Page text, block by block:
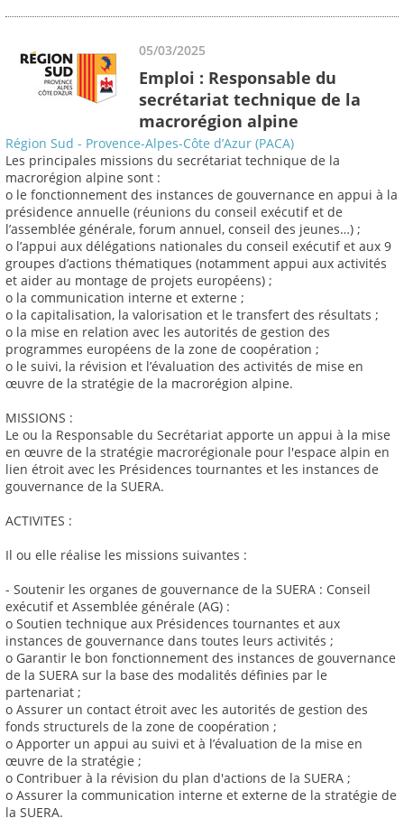
05/03/2025
Emploi : Responsable du
secrétariat technique de la
macrorégion alpine
Région Sud - Provence-Alpes-Côte d’Azur (PACA)
Les principales missions du secrétariat technique de la
macrorégion alpine sont :
o le fonctionnement des instances de gouvernance en appui à la
présidence annuelle (réunions du conseil exécutif et de
l’assemblée générale, forum annuel, conseil des jeunes…) ;
o l’appui aux délégations nationales du conseil exécutif et aux 9
groupes d’actions thématiques (notamment appui aux activités
et aider au montage de projets européens) ;
o la communication interne et externe ;
o la capitalisation, la valorisation et le transfert des résultats ;
o la mise en relation avec les autorités de gestion des
programmes européens de la zone de coopération ;
o le suivi, la révision et l’évaluation des activités de mise en
œuvre de la stratégie de la macrorégion alpine.
MISSIONS :
Le ou la Responsable du Secrétariat apporte un appui à la mise
en œuvre de la stratégie macrorégionale pour l'espace alpin en
lien étroit avec les Présidences tournantes et les instances de
gouvernance de la SUERA.
ACTIVITES :
Il ou elle réalise les missions suivantes :
- Soutenir les organes de gouvernance de la SUERA : Conseil
exécutif et Assemblée générale (AG) :
o Soutien technique aux Présidences tournantes et aux
instances de gouvernance dans toutes leurs activités ;
o Garantir le bon fonctionnement des instances de gouvernance
de la SUERA sur la base des modalités définies par le
partenariat ;
o Assurer un contact étroit avec les autorités de gestion des
fonds structurels de la zone de coopération ;
o Apporter un appui au suivi et à l’évaluation de la mise en
œuvre de la stratégie ;
o Contribuer à la révision du plan d'actions de la SUERA ;
o Assurer la communication interne et externe de la stratégie de
la SUERA.